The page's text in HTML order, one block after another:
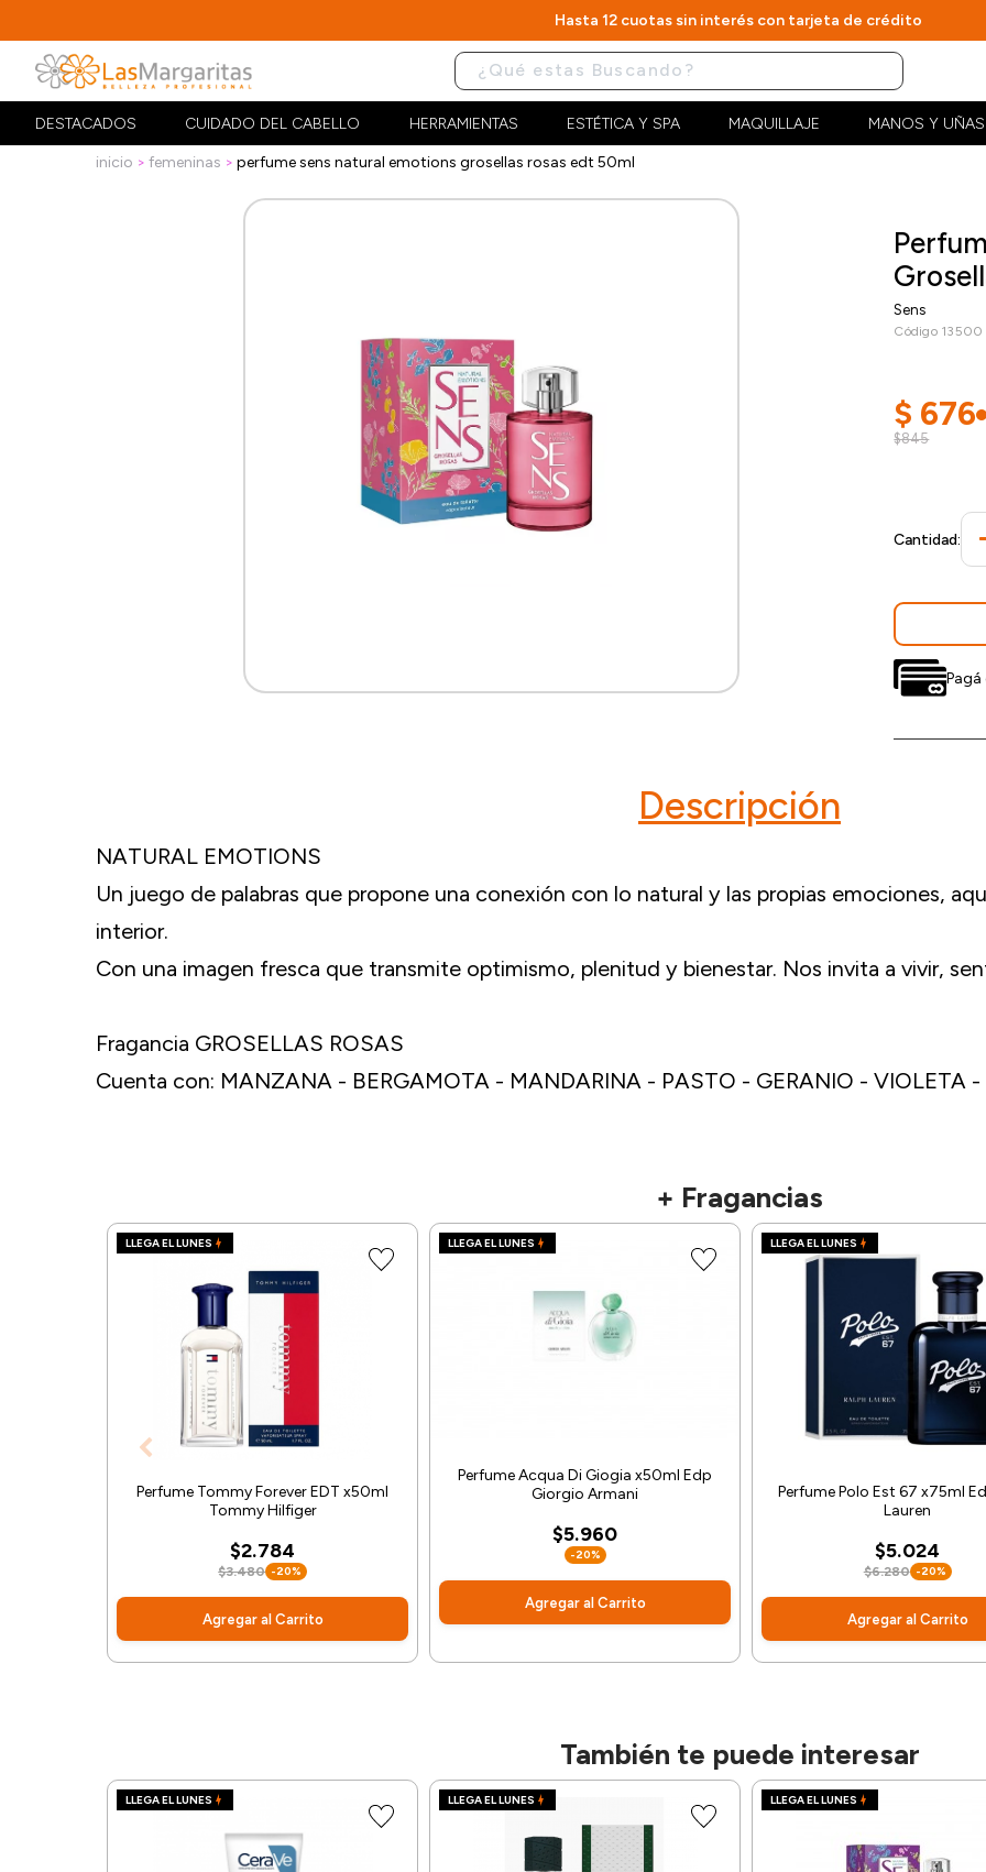
Hasta 12 cuotas sin interés con tarjeta de crédito
DESTACADOS CUIDADO DEL CABELLO HERRAMIENTAS ESTÉTICA Y SPA MAQUILLAJE MANOS Y UÑAS
inicio femeninas perfume sens natural emotions grosellas rosas edt 50ml
Sens
Código 13500
$845
$ 676
Cantidad:
Descripción
NATURAL EMOTIONS
Un juego de palabras que propone una conexión con lo natural y las propias emociones,
interior.
Con una imagen fresca que transmite optimismo, plenitud y bienestar. Nos invita a vivir,
Fragancia GROSELLAS ROSAS
Cuenta con: MANZANA - BERGAMOTA - MANDARINA - PASTO - GERANIO - VIOLETA
+ Fragancias
LLEGA EL LUNES
Perfume Tommy Forever EDT x50ml
Tommy Hilfiger
$2.784
$3.480 -20%
Agregar al Carrito
LLEGA EL LUNES
Perfume Acqua Di Giogia x50ml Edp
Giorgio Armani
$5.960
-20%
Agregar al Carrito
LLEGA EL LUNES
Perfume Polo Est 67 x75ml
Lauren
$5.024
$6.280 -20%
Agregar al Carrito
También te puede interesar
LLEGA EL LUNES LLEGA EL LUNES LLEGA EL LUNES